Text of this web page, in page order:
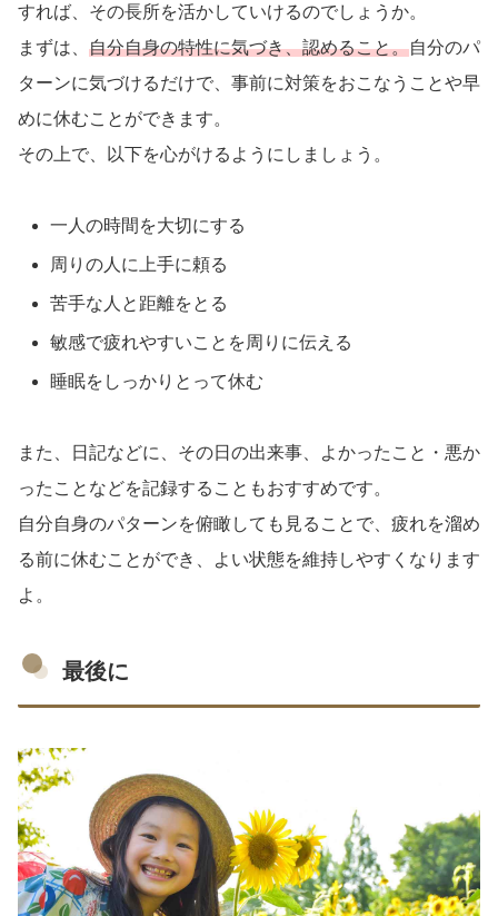
すれば、その長所を活かしていけるのでしょうか。
まずは、 自分自身の特性に気づき、認めること。自分のパ
ターンに気づけるだけで、事前に対策をおこなうことや早
めに休むことができます。
その上で、以下を心がけるようにしましょう。
一人の時間を大切にする
周りの人に上手に頼る
苦手な人と距離をとる
敏感で疲れやすいことを周りに伝える
睡眠をしっかりとって休む
また、日記などに、その日の出来事、よかったこと・悪か
ったことなどを記録することもおすすめです。
自分自身のパターンを俯瞰しても見ることで、疲れを溜め
る前に休むことができ、よい状態を維持しやすくなります
よ。
最後に